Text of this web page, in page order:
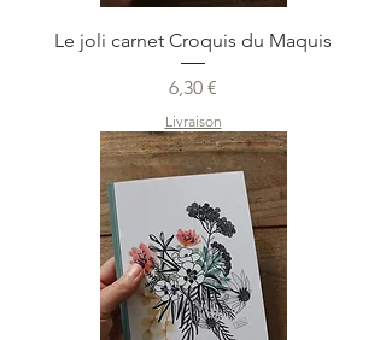
Le joli carnet Croquis du Maquis
Prix
6,30 €
Livraison